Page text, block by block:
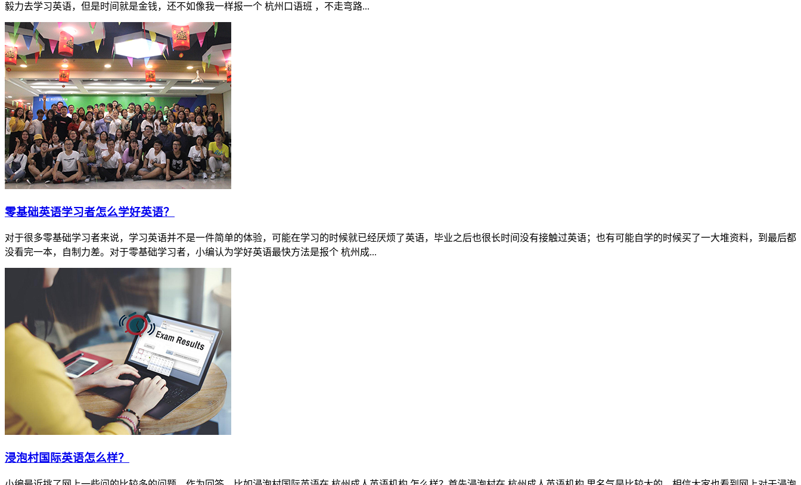
毅力去学习英语，但是时间就是金钱，还不如像我一样报一个 杭州口语班 ，不走弯路...
​零基础英语学习者怎么学好英语？
对于很多零基础学习者来说，学习英语并不是一件简单的体验，可能在学习的时候就已经厌烦了英语，毕业之后也很长时间没有接触过英语；也有可能自学的时候买了一大堆资料，到最后都
没看完一本，自制力差。对于零基础学习者，小编认为学好英语最快方法是报个 杭州成...
​浸泡村国际英语怎么样？